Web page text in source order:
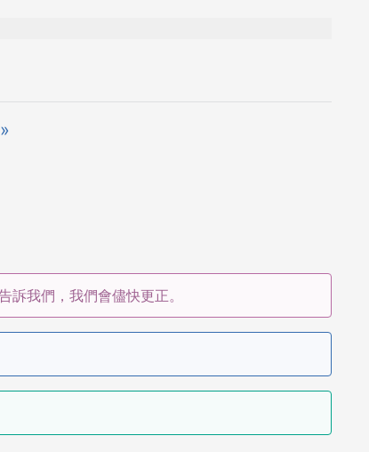
»
我們，我們會儘快更正。